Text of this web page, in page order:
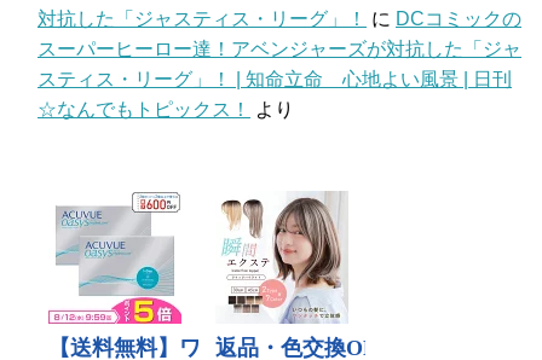
対抗した「ジャスティス・リーグ」！
に DCコミックの
スーパーヒーロー達！アベンジャーズが対抗した「ジャ
スティス・リーグ」！ | 知命立命 心地よい風景 | 日刊
☆なんでもトピックス！
より